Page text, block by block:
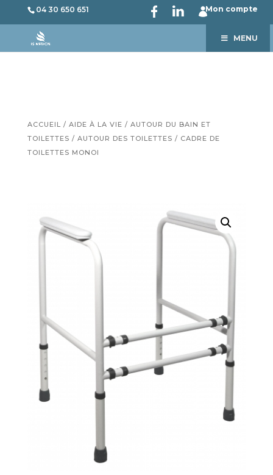
04 30 650 651 Mon compte
MENU
ACCUEIL / AIDE À LA VIE / AUTOUR DU BAIN ET
TOILETTES / AUTOUR DES TOILETTES / CADRE DE
TOILETTES MONOI